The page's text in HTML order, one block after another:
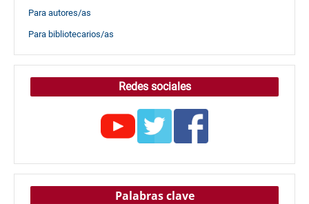
Para autores/as
Para bibliotecarios/as
Redes sociales
Palabras clave